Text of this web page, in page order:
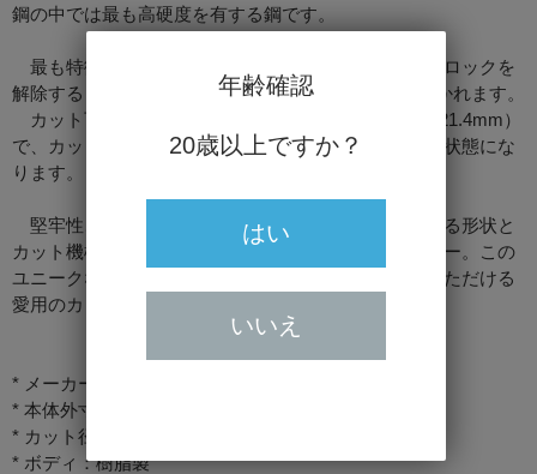
鋼の中では最も高硬度を有する鋼です。
最も特徴的なのはティアドロップ型の本体形状で、ロックを
解除すると2枚の刃は、スプリングにより自動的に開かれます。
カット可能なリングの最大径はリングゲージ54（φ21.4mm）
で、カット後はオートでロックがかかり、刃は閉じた状態にな
ります。
堅牢性、シャープな切れ味、オリジナリティあふれる形状と
カット機構、そして樹脂ボディによるプライスバリュー。この
ユニークな形状がお好きな方であれば、長く使っていただける
愛用のカッターになると思いますよ。
* メーカー：XIKAR/ジカー
* 本体外寸：幅46mm×長さ78mm×厚さ6mm（本体部）
* カット径：RG54（φ21.4mm）
* ボディ：樹脂製
年齢確認
20歳以上ですか？
はい
いいえ